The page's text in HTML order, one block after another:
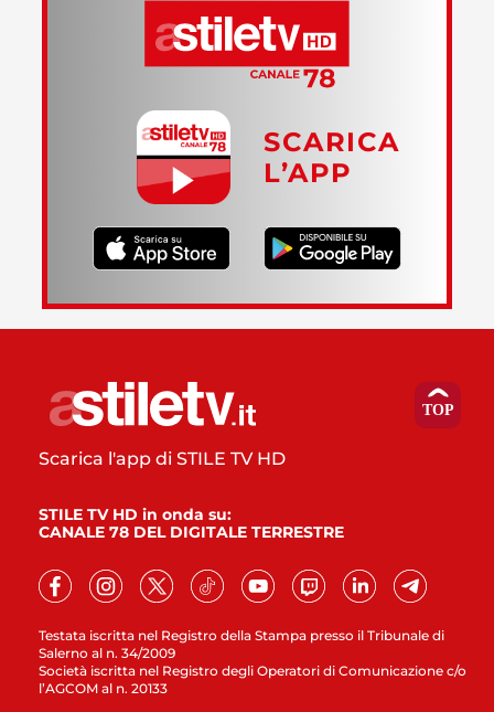
SCARICA
L’APP
Testata iscritta nel Registro della Stampa presso il Tribunale di
Salerno al n. 34/2009
Società iscritta nel Registro degli Operatori di Comunicazione c/o
l’AGCOM al n. 20133
Scarica l'app di STILE TV HD
STILE TV HD in onda su:
CANALE 78 DEL DIGITALE TERRESTRE